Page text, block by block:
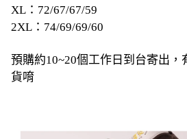
XL：72/67/67/59
2XL：74/69/69/60
預購約10~20個工作日到台寄出，
貨唷